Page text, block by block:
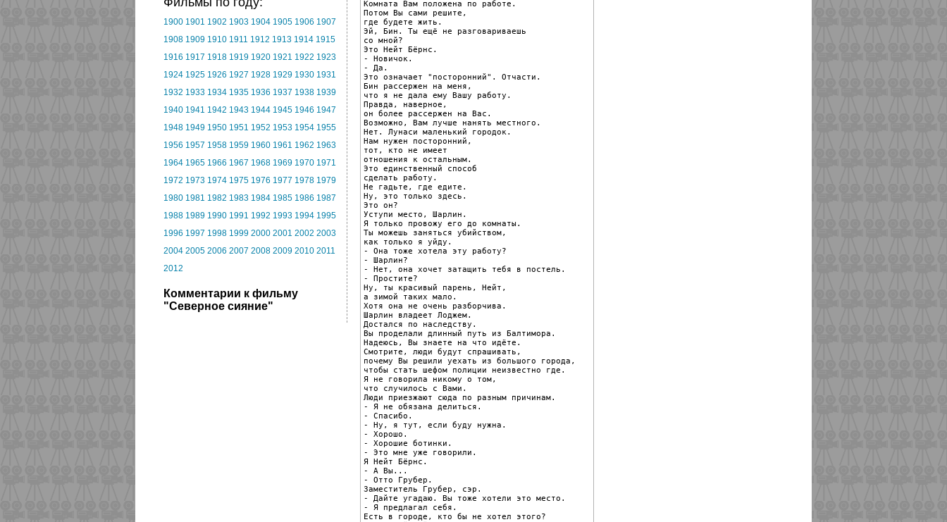
1900 1901 1902 1903 1904 1905 1906 1907
1908 1909 1910 1911 1912 1913 1914 1915
1916 1917 1918 1919 1920 1921 1922 1923
1924 1925 1926 1927 1928 1929 1930 1931
1932 1933 1934 1935 1936 1937 1938 1939
1940 1941 1942 1943 1944 1945 1946 1947
1948 1949 1950 1951 1952 1953 1954 1955
1956 1957 1958 1959 1960 1961 1962 1963
1964 1965 1966 1967 1968 1969 1970 1971
1972 1973 1974 1975 1976 1977 1978 1979
1980 1981 1982 1983 1984 1985 1986 1987
1988 1989 1990 1991 1992 1993 1994 1995
1996 1997 1998 1999 2000 2001 2002 2003
2004 2005 2006 2007 2008 2009 2010 2011
2012
Комментарии к фильму
"Северное сияние"
Комната Вам положена по работе.
Потом Вы сами решите,
где будете жить.
Эй, Бин. Ты ещё не разговариваешь
со мной?
Это Нейт Бёрнс.
- Новичок.
- Да.
Это означает "посторонний". Отчасти.
Бин рассержен на меня,
что я не дала ему Вашу работу.
Правда, наверное,
он более рассержен на Вас.
Возможно, Вам лучше нанять местного.
Нет. Лунаси маленький городок.
Нам нужен посторонний,
тот, кто не имеет
отношения к остальным.
Это единственный способ
сделать работу.
Не гадьте, где едите.
Ну, это только здесь.
Это он?
Уступи место, Шарлин.
Я только провожу его до комнаты.
Ты можешь заняться убийством,
как только я уйду.
- Она тоже хотела эту работу?
- Шарлин?
- Нет, она хочет затащить тебя в постель.
- Простите?
Ну, ты красивый парень, Нейт,
а зимой таких мало.
Хотя она не очень разборчива.
Шарлин владеет Лоджем.
Достался по наследству.
Вы проделали длинный путь из Балтимора.
Надеюсь, Вы знаете на что идёте.
Смотрите, люди будут спрашивать,
почему Вы решили уехать из большого города,
чтобы стать шефом полиции неизвестно где.
Я не говорила никому о том,
что случилось с Вами.
Люди приезжают сюда по разным причинам.
- Я не обязана делиться.
- Спасибо.
- Ну, я тут, если буду нужна.
- Хорошо.
- Хорошие ботинки.
- Это мне уже говорили.
Я Нейт Бёрнс.
- А Вы...
- Отто Грубер.
Заместитель Грубер, сэр.
- Дайте угадаю. Вы тоже хотели это место.
- Я предлагал себя.
Есть в городе, кто бы не хотел этого?